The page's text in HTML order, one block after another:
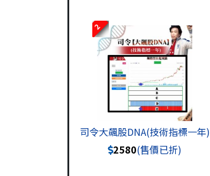
2
司令大飆股DNA(技術指標一年)
2580(售價已折)